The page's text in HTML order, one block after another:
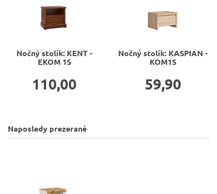
Nočný stolík: KENT -
EKOM 1S
110,00
Nočný stolík: KASPIAN -
KOM1S
59,90
Naposledy prezerané